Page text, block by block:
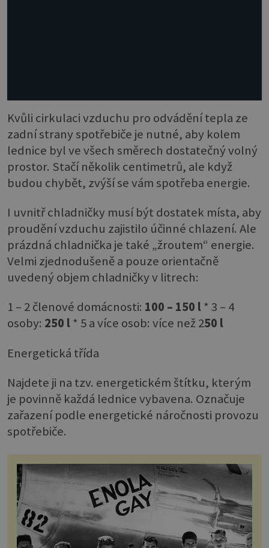
Kvůli cirkulaci vzduchu pro odvádění tepla ze
zadní strany spotřebiče je nutné, aby kolem
lednice byl ve všech směrech dostatečný volný
prostor. Stačí několik centimetrů, ale když
budou chybět, zvýší se vám spotřeba energie.
I uvnitř chladničky musí být dostatek místa, aby
proudění vzduchu zajistilo účinné chlazení. Ale
prázdná chladnička je také „žroutem“ energie.
Velmi zjednodušeně a pouze orientačně
uvedený objem chladničky v litrech:
1 – 2 členové domácnosti: 100 – 150 l* 3 – 4
osoby: 250 l* 5 a více osob: více než 250 l
Energetická třída
Najdete ji na tzv. energetickém štítku, kterým
je povinně každá lednice vybavena. Označuje
zařazení podle energetické náročnosti provozu
spotřebiče.